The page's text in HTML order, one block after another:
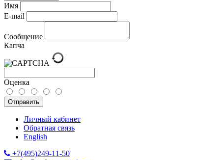
Имя
E-mail
Сообщение
Капча
Оценка
Отправить
Личный кабинет
Обратная связь
English
+7(495)249-11-50